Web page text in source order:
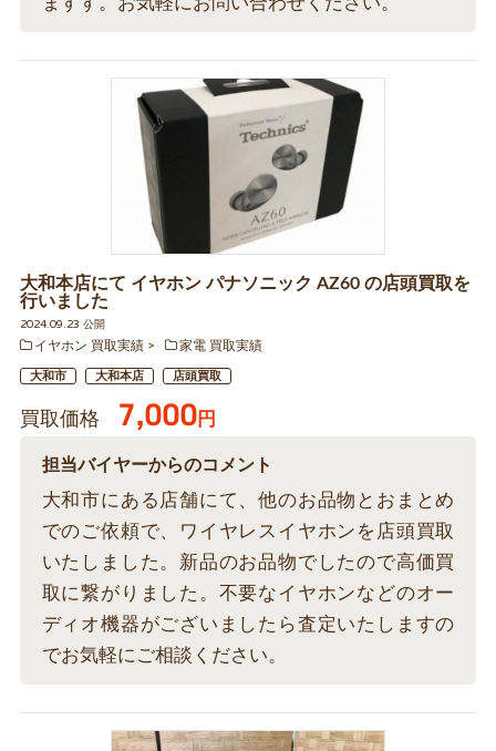
大和本店にて イヤホン パナソニック AZ60 の店頭買取を
行いました
2024.09.23 公開
イヤホン 買取実績
家電 買取実績
大和市 大和本店 店頭買取
買取価格 7,000円
担当バイヤーからのコメント
大和市にある店舗にて、他のお品物とおまとめ
でのご依頼で、ワイヤレスイヤホンを店頭買取
いたしました。新品のお品物でしたので高価買
取に繋がりました。不要なイヤホンなどのオー
ディオ機器がございましたら査定いたしますの
でお気軽にご相談ください。